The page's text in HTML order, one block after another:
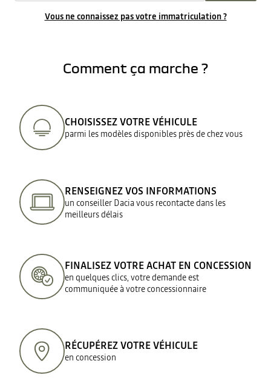
Vous ne connaissez pas votre immatriculation ?
Comment ça marche ?
CHOISISSEZ VOTRE VÉHICULE
parmi les modèles disponibles près de chez vous
RENSEIGNEZ VOS INFORMATIONS
un conseiller Dacia vous recontacte dans les
meilleurs délais
FINALISEZ VOTRE ACHAT EN CONCESSION
en quelques clics, votre demande est
communiquée à votre concessionnaire
RÉCUPÉREZ VOTRE VÉHICULE
en concession